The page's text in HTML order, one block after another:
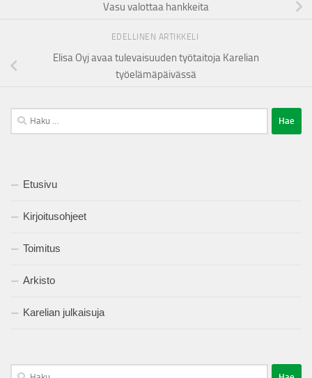
Vasu valottaa hankkeita
EDELLINEN ARTIKKELI
Elisa Oyj avaa tulevaisuuden työtaitoja Karelian
työelämäpäivässä
Haku:
Etusivu
Kirjoitusohjeet
Toimitus
Arkisto
Karelian julkaisuja
Haku: